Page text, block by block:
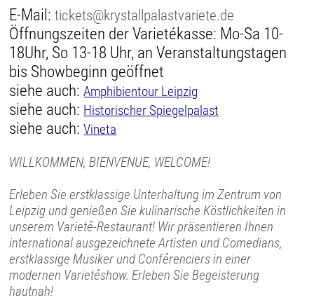
E-Mail:tickets@krystallpalastvariete.de
Öffnungszeiten der Varietékasse: Mo-Sa 10-
18Uhr, So 13-18 Uhr, an Veranstaltungstagen
bis Showbeginn geöffnet
siehe auch:Amphibientour Leipzig
siehe auch: Historischer Spiegelpalast
siehe auch:Vineta
WILLKOMMEN, BIENVENUE, WELCOME!
Erleben Sie erstklassige Unterhaltung im Zentrum von
Leipzig und genießen Sie kulinarische Köstlichkeiten in
unserem Varieté-Restaurant! Wir präsentieren Ihnen
international ausgezeichnete Artisten und Comedians,
erstklassige Musiker und Conférenciers in einer
modernen Varietéshow. Erleben Sie Begeisterung
hautnah!